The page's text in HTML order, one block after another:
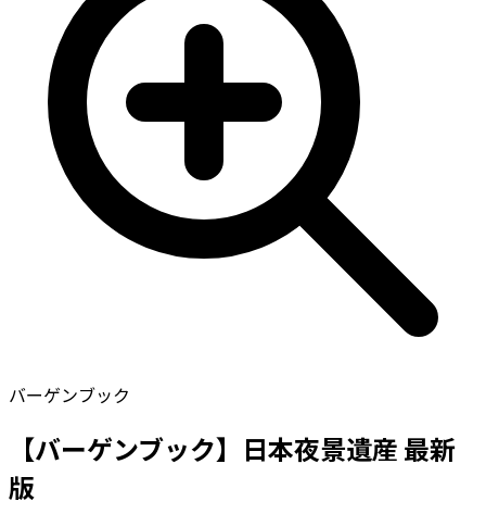
バーゲンブック
【バーゲンブック】日本夜景遺産 最新
版